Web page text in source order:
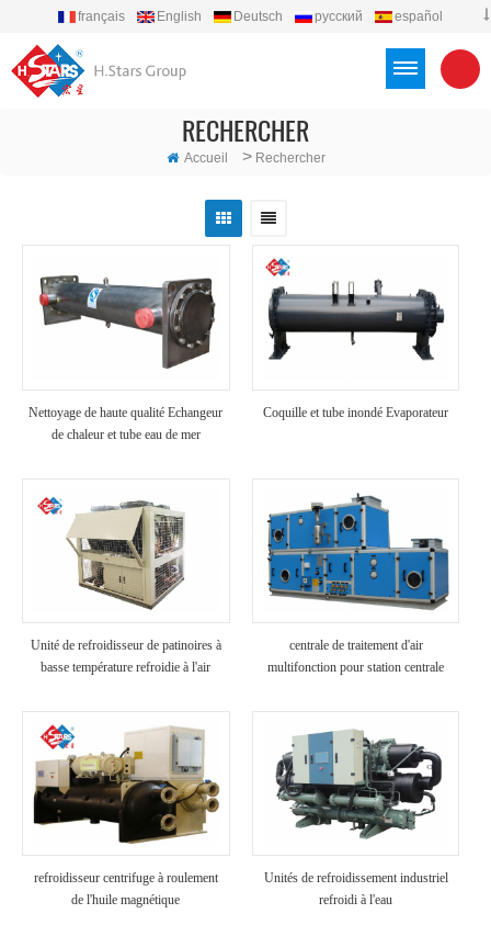
français English Deutsch русский
español
RECHERCHER
Accueil > Rechercher
Nettoyage de haute qualité Echangeur
de chaleur et tube eau de mer
Coquille et tube inondé Evaporateur
Unité de refroidisseur de patinoires à
basse température refroidie à l'air
centrale de traitement d'air
multifonction pour station centrale
refroidisseur centrifuge à roulement
de l'huile magnétique
Unités de refroidissement industriel
refroidi à l'eau